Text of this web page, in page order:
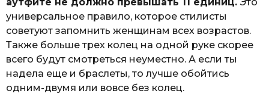
универсальное правило, которое стилисты
советуют запомнить женщинам всех возрастов.
Также больше трех колец на одной руке скорее
всего будут смотреться неуместно. А если ты
надела еще и браслеты, то лучше обойтись
одним-двумя или вовсе без колец.